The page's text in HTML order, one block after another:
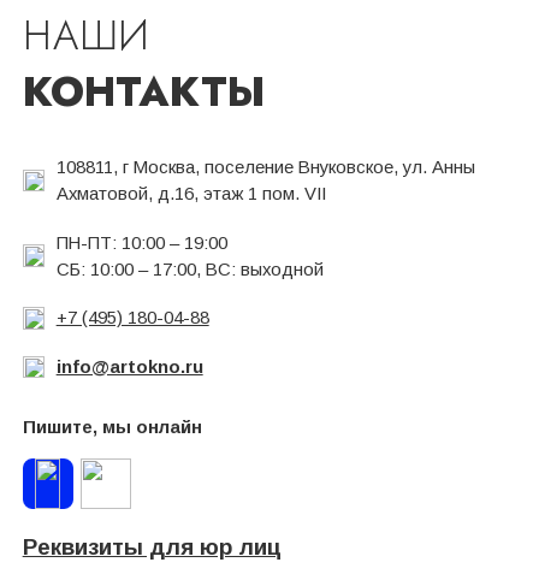
НАШИ
КОНТАКТЫ
108811, г Москва, поселение Внуковское, ул. Анны
Ахматовой, д.16, этаж 1 пом. VII
ПН-ПТ: 10:00 – 19:00
СБ: 10:00 – 17:00, ВС: выходной
+7 (495) 180-04-88
info@artokno.ru
Пишите, мы онлайн
Реквизиты для юр лиц